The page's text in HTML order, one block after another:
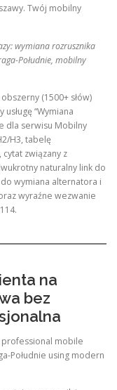
Twój mobilny
wymiana rozrusznika
Południe, mobilny
(1500+ słów)
“Wymiana
dla serwisu Mobilny
H3, tabelę
związany z
naturalny link do
wymiana alternatora i
wyraźne wezwanie
na
bez
professional mobile
Południe using modern